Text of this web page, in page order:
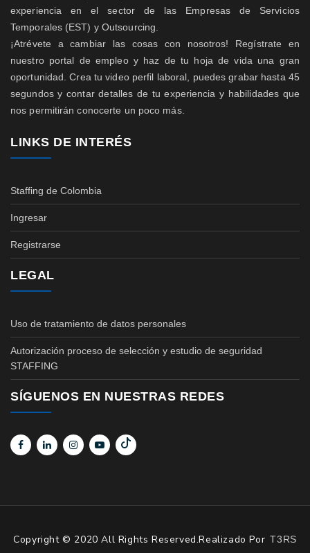
experiencia en el sector de las Empresas de Servicios
Temporales (EST) y Outsourcing.
¡Atrévete a cambiar las cosas con nosotros! Regístrate en
nuestro portal de empleo y haz de tu hoja de vida una gran
oportunidad. Crea tu video perfil laboral, puedes grabar hasta 45
segundos y contar detalles de tu experiencia y habilidades que
nos permitirán conocerte un poco más.
LINKS DE INTERÉS
Staffing de Colombia
Ingresar
Registrarse
LEGAL
Uso de tratamiento de datos personales
Autorización proceso de selección y estudio de seguridad
STAFFING
SÍGUENOS EN NUESTRAS REDES
Copyright © 2020 All Rights Reserved.Realizado Por T3RS